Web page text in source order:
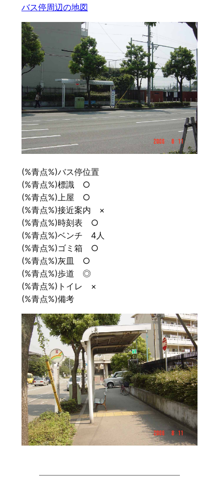
バス停周辺の地図
(%青点%)バス停位置
(%青点%)標識 ○
(%青点%)上屋 ○
(%青点%)接近案内 ×
(%青点%)時刻表 ○
(%青点%)ベンチ 4人
(%青点%)ゴミ箱 ○
(%青点%)灰皿 ○
(%青点%)歩道 ◎
(%青点%)トイレ ×
(%青点%)備考